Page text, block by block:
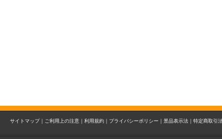
サイトマップ｜ ご利用上の注意｜ 利用規約｜ プライバシーポリシー｜ 景品表示法｜ 特定商取引